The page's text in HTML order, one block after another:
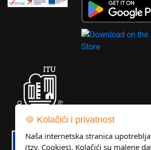
🍪 Kolačići i privatnost
Naša internetska stranica
(tzv. Cookies). Kolačići su malene